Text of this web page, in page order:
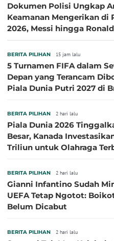
Dokumen Polisi Ungkap
Keamanan Mengerikan di
2026, Messi hingga
BERITA PILIHAN 15 jam lalu
5 Turnamen FIFA dalam
Depan yang Terancam
Piala Dunia Putri 2027 di
BERITA PILIHAN 2 hari lalu
Piala Dunia 2026
Besar, Kanada
Triliun untuk Olahraga
BERITA PILIHAN 2 hari lalu
Gianni Infantino Sudah
UEFA Tetap Ngotot:
Belum Dicabut
BERITA PILIHAN 2 hari lalu